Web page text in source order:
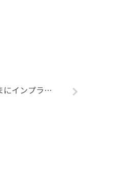
こんにちは～ 中條歯科医院は、毎月タウン情報おかやまにインプラントに関しての記事が掲載されてます。 今月号は｢岡山の病院2018｣特集での｢教えて！ドクター」のページへどどーん！と2ページにわたり 紹介されました～☻ 院 […]